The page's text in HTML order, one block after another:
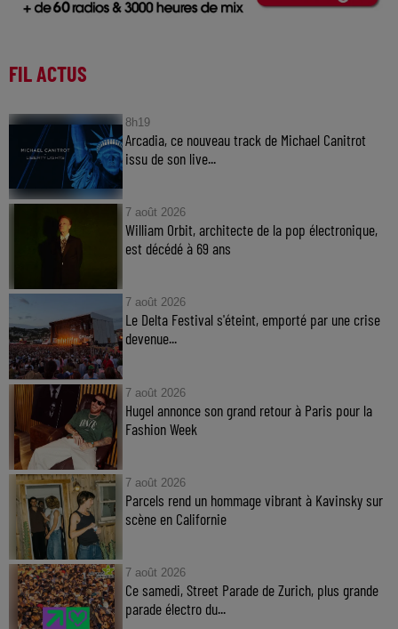
FIL ACTUS
8h19
Arcadia, ce nouveau track de Michael Canitrot
issu de son live...
7 août 2026
William Orbit, architecte de la pop électronique,
est décédé à 69 ans
7 août 2026
Le Delta Festival s'éteint, emporté par une crise
devenue...
7 août 2026
Hugel annonce son grand retour à Paris pour la
Fashion Week
7 août 2026
Parcels rend un hommage vibrant à Kavinsky sur
scène en Californie
7 août 2026
Ce samedi, Street Parade de Zurich, plus grande
parade électro du...